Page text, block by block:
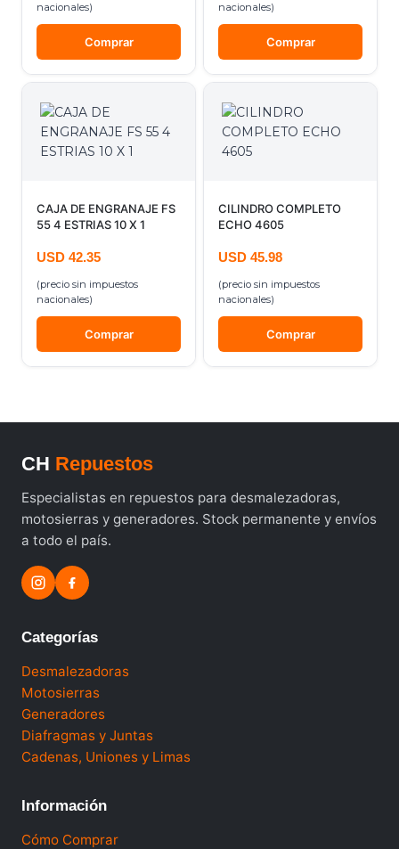
nacionales)
Comprar
nacionales)
Comprar
CAJA DE ENGRANAJE FS
55 4 ESTRIAS 10 X 1
USD 42.35
(precio sin impuestos
nacionales)
Comprar
CILINDRO COMPLETO
ECHO 4605
USD 45.98
(precio sin impuestos
nacionales)
Comprar
CH Repuestos
Especialistas en repuestos para desmalezadoras,
motosierras y generadores. Stock permanente y envíos
a todo el país.
Categorías
Desmalezadoras
Motosierras
Generadores
Diafragmas y Juntas
Cadenas, Uniones y Limas
Información
Cómo Comprar